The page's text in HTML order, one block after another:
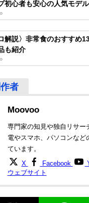
初心者も安心の人気モデル
解説〉非常食のおすすめ
も紹介
Moovoo
専門家の知見や独自リサー
電やスマホ、パソコンなど
ています。
X Facebook
ウェブサイト